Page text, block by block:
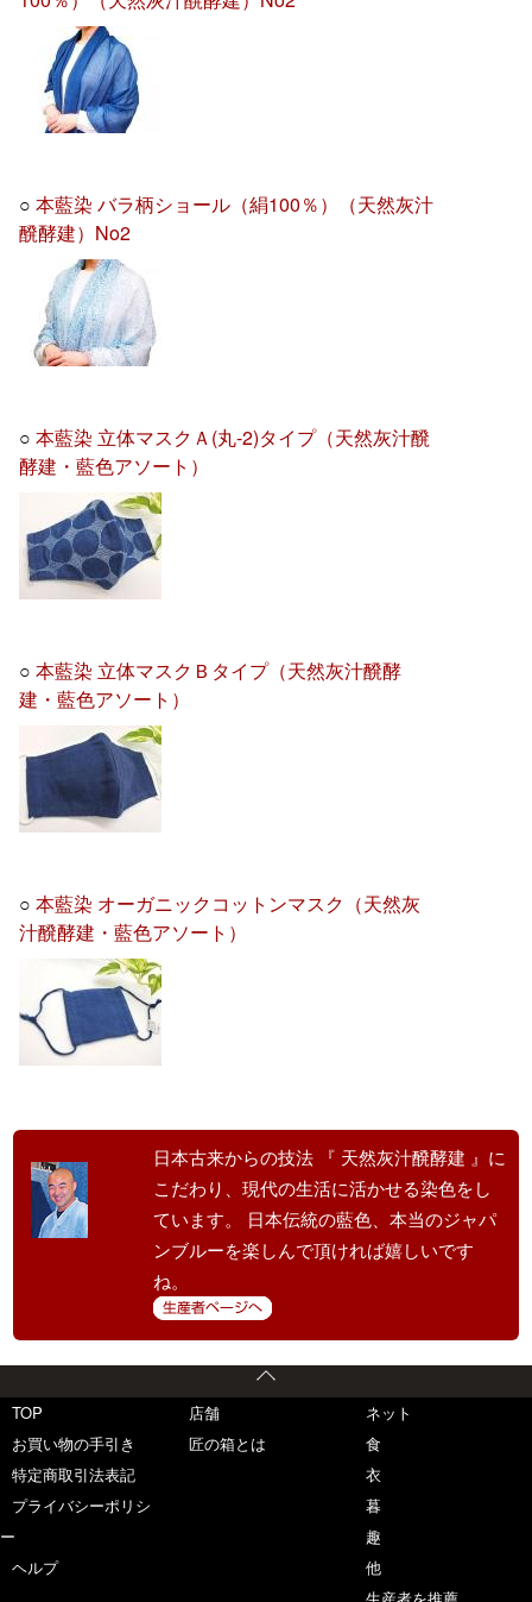
○本藍染 バラ柄ショール（絹100％）（天然灰汁
醗酵建）No2
○本藍染 立体マスクＡ(丸-2)タイプ（天然灰汁醗
酵建・藍色アソート）
○本藍染 立体マスクＢタイプ（天然灰汁醗酵
建・藍色アソート）
○本藍染 オーガニックコットンマスク（天然灰
汁醗酵建・藍色アソート）
日本古来からの技法 『 天然灰汁醗酵建 』に
こだわり、現代の生活に活かせる染色をし
ています。 日本伝統の藍色、本当のジャパ
ンブルーを楽しんで頂ければ嬉しいです
ね。
TOP
お買い物の手引き
特定商取引法表記
プライバシーポリシ
ー
ヘルプ
店舗
匠の箱とは
ネット
食
衣
暮
趣
他